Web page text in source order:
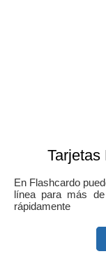
Tarjetas
En Flashcardo
línea para más
rápidamente